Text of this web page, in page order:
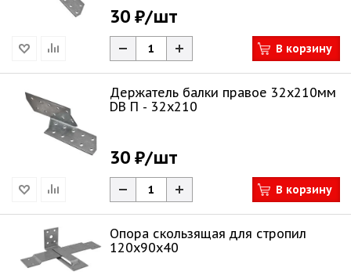
30 ₽/шт
В корзину
Держатель балки правое 32х210мм
DB П - 32х210
30 ₽/шт
В корзину
Опора скользящая для стропил
120х90х40